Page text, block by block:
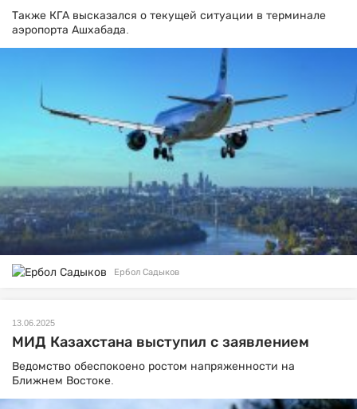
Также КГА высказался о текущей ситуации в терминале
аэропорта Ашхабада.
Ербол Садыков
13.06.2025
МИД Казахстана выступил с заявлением
Ведомство обеспокоено ростом напряженности на
Ближнем Востоке.